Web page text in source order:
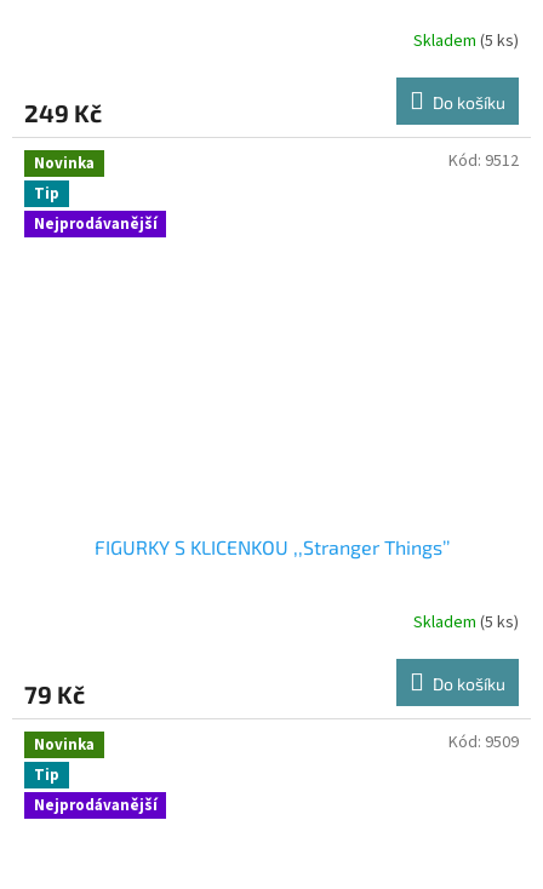
Skladem (5 ks)
249 Kč Do košíku
Novinka
Tip
Nejprodávanější
FIGURKY S KLICENKOU ,,Stranger Things’’
Skladem (5 ks)
79 Kč Do košíku
Kód: 9512
Novinka
Tip
Nejprodávanější
Kód: 9509